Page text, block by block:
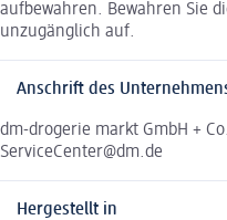
aufbewahren. Bewahren Sie
unzugänglich auf.
Anschrift des
dm-drogerie markt GmbH +
ServiceCenter@dm.de
Hergestellt in